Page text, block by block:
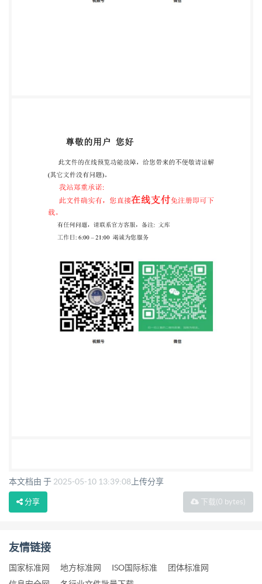
本文档由 于 2025-05-10 13:39:08 上传分享
下载(0 bytes)
分享
友情链接
国家标准网 地方标准网 ISO国际标准
团体标准网